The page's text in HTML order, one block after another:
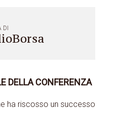
DI
DELLA CONFERENZA
ha riscosso un successo